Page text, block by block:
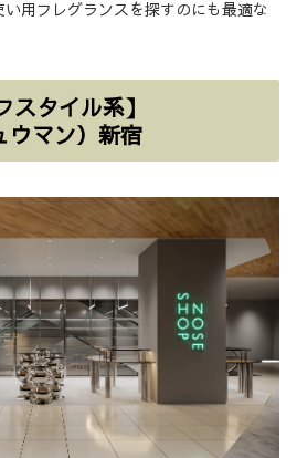
用フレグランスを探すのにも最適な
スタイル系】
ウマン）新宿